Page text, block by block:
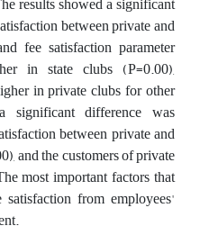
between private and
fee satisfaction parameter
in state clubs (P=0.00),
in private clubs for other
significant difference was
between private and
and the customers of private
most important factors that
from employees'